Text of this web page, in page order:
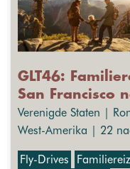
GLT46:
San Francisco
Verenigde Staten |
West-Amerika | 22
Fly-Drives